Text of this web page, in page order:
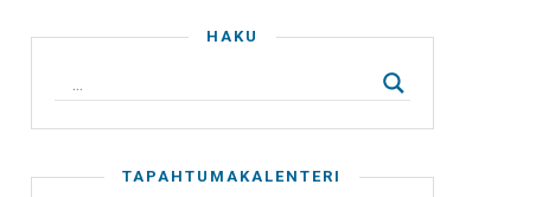
HAKU
TAPAHTUMAKALENTERI